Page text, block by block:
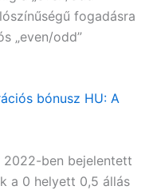
fogadásra
„even/odd”
bónusz HU: A
2022-ben bejelentett
a 0 helyett 0,5 állás